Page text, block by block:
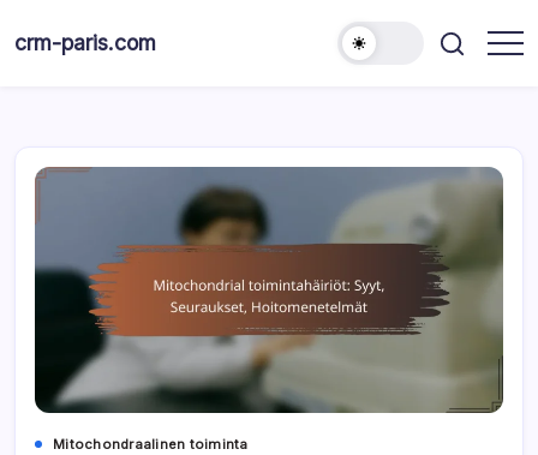
crm-paris.com
Mitochondraalinen toiminta